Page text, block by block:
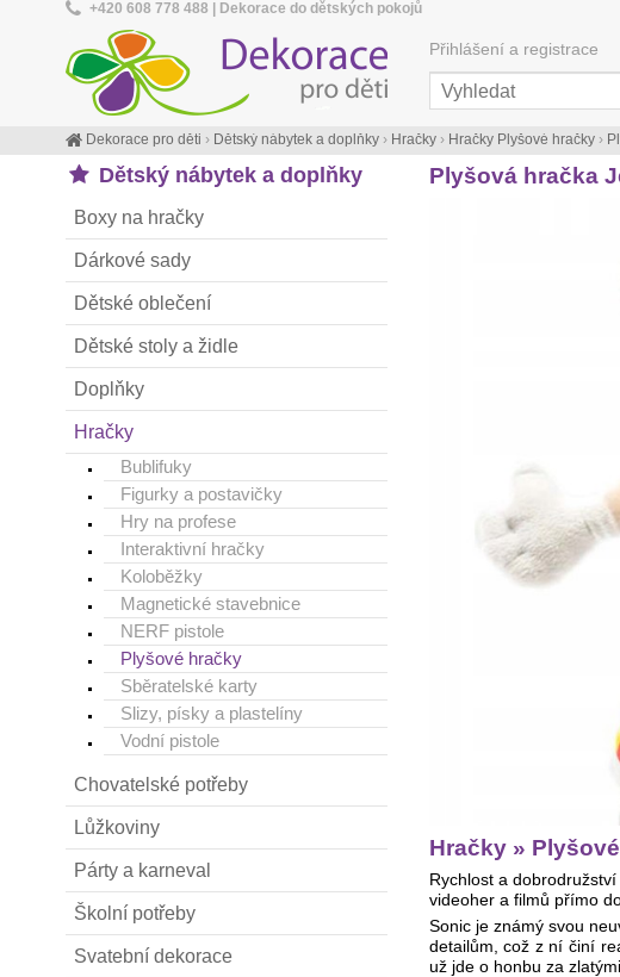
Plyšová hračka
Hračky »
Rychlost a
videoher a filmů přímo
Sonic je známý svou
detailům, což z ní činí
už jde o honbu za
Dětský nábytek a doplňky
Boxy na hračky
Dárkové sady
Dětské oblečení
Dětské stoly a židle
Doplňky
Hračky
Bublifuky
Figurky a postavičky
Hry na profese
Interaktivní hračky
Koloběžky
Magnetické stavebnice
NERF pistole
Plyšové hračky
Sběratelské karty
Slizy, písky a plastelíny
Vodní pistole
Chovatelské potřeby
Lůžkoviny
Párty a karneval
Školní potřeby
Svatební dekorace
Dekorace pro děti › Dětský nábytek a doplňky› Hračky› Hračky Plyšové hračky›
+420 608 778 488 | Dekorace do dětských pokojů
Přihlášení a registrace